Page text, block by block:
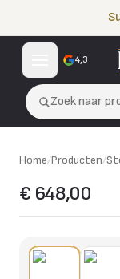
4,3
Zoek naar
Home/Producten/
€ 648,00